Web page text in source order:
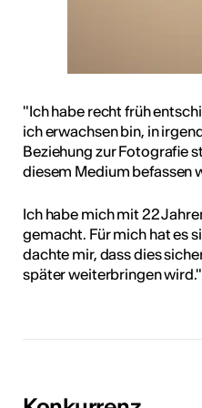
"Ich habe recht früh
ich erwachsen bin, in
Beziehung zur Fotografie
diesem Medium befassen
Ich habe mich mit 22
gemacht. Für mich hat es
dachte mir, dass dies
später weiterbringen wird."